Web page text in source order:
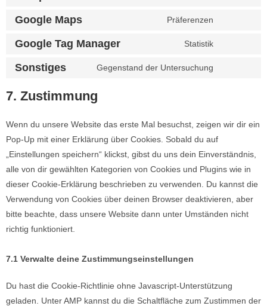
Google Maps Präferenzen
Google Tag Manager Statistik
Sonstiges Gegenstand der Untersuchung
7. Zustimmung
Wenn du unsere Website das erste Mal besuchst, zeigen wir dir ein
Pop-Up mit einer Erklärung über Cookies. Sobald du auf
„Einstellungen speichern“ klickst, gibst du uns dein Einverständnis,
alle von dir gewählten Kategorien von Cookies und Plugins wie in
dieser Cookie-Erklärung beschrieben zu verwenden. Du kannst die
Verwendung von Cookies über deinen Browser deaktivieren, aber
bitte beachte, dass unsere Website dann unter Umständen nicht
richtig funktioniert.
7.1 Verwalte deine Zustimmungseinstellungen
Du hast die Cookie-Richtlinie ohne Javascript-Unterstützung
geladen. Unter AMP kannst du die Schaltfläche zum Zustimmen der